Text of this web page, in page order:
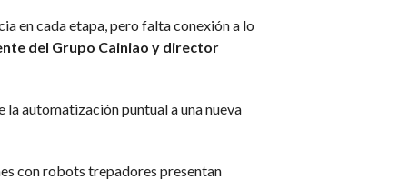
en cada etapa, pero falta conexión a lo
del Grupo Cainiao y director
automatización puntual a una nueva
con robots trepadores presentan